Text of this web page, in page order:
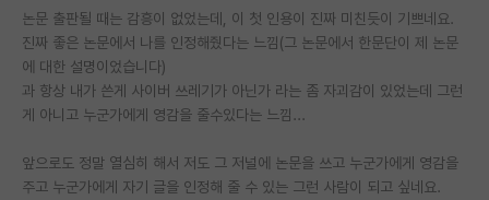
학부 인턴 게시판
취업 게시판
임용 후기 게시판
인문사회 계열 게시판
논문 출판될 때는 감흥이 없었는데, 이 첫 인용이 진짜 미친듯이 기쁘네요.
진짜 좋은 논문에서 나를 인정해줬다는 느낌(그 논문에서 한문단이 제 논문
에 대한 설명이었습니다)
과 항상 내가 쓴게 사이버 쓰레기가 아닌가 라는 좀 자괴감이 있었는데 그런
게 아니고 누군가에게 영감을 줄수있다는 느낌...
앞으로도 정말 열심히 해서 저도 그 저널에 논문을 쓰고 누군가에게 영감을
주고 누군가에게 자기 글을 인정해 줄 수 있는 그런 사람이 되고 싶네요.